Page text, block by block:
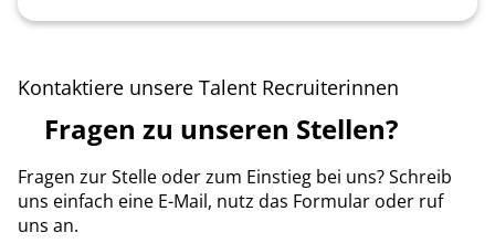
Kontaktiere unsere Talent Recruiterinnen
Fragen zu unseren Stellen?
Fragen zur Stelle oder zum Einstieg bei uns? Schreib
uns einfach eine E-Mail, nutz das Formular oder ruf
uns an.